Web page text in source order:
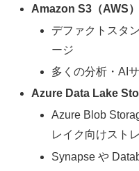
Amazon S3（AWS）
デファクトスタ
ージ
多くの分析・AI
Azure Data Lake
Azure Blob
レイク向けスト
Synapse や